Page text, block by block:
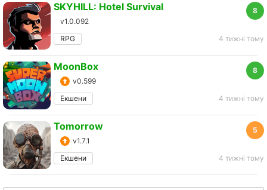
8
SKYHILL: Hotel Survival
v1.0.092
RPG
4 тижні тому
8
MoonBox
v0.599
Екшени
4 тижні тому
5
Tomorrow
v1.7.1
Екшени
4 тижні тому